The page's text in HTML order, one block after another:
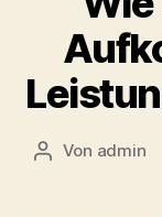
Beitragsautor
Von admin